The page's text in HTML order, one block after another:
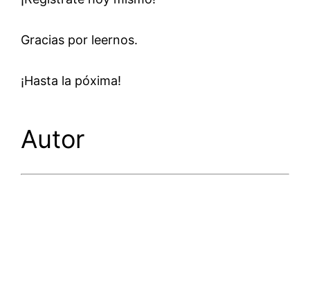
Gracias por leernos.
¡Hasta la póxima!
Autor